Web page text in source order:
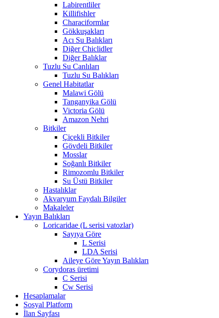
Labirentliler
Killifishler
Characiformlar
Gökkuşakları
Acı Su Balıkları
Diğer Chiclidler
Diğer Balıklar
Tuzlu Su Canlıları
Tuzlu Su Balıkları
Genel Habitatlar
Malawi Gölü
Tanganyika Gölü
Victoria Gölü
Amazon Nehri
Bitkiler
Çiçekli Bitkiler
Gövdeli Bitkiler
Mosslar
Soğanlı Bitkiler
Rimozomlu Bitkiler
Su Üstü Bitkiler
Hastalıklar
Akvaryum Faydalı Bilgiler
Makaleler
Yayın Balıkları
Loricaridae (L serisi vatozlar)
Sayıya Göre
L Serisi
LDA Serisi
Aileye Göre Yayın Balıkları
Corydoras üretimi
C Serisi
Cw Serisi
Hesaplamalar
Sosyal Platform
İlan Sayfası